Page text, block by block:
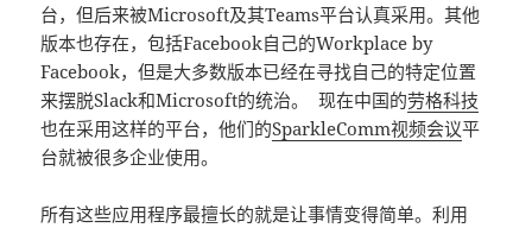
台，但后来被Microsoft及其Teams平台认真采用。其他
版本也存在，包括Facebook自己的Workplace by
Facebook，但是大多数版本已经在寻找自己的特定位置
来摆脱Slack和Microsoft的统治。 现在中国的劳格科技
也在采用这样的平台，他们的SparkleComm视频会议平
台就被很多企业使用。
所有这些应用程序最擅长的就是让事情变得简单。利用